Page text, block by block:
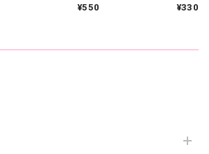
¥550
¥330